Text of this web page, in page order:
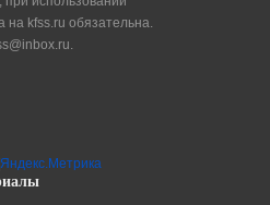
на kfss.ru обязательна.